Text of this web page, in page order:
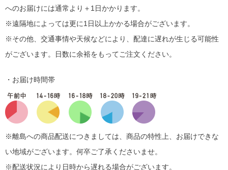
へのお届けには通常より＋1日かかります。
※遠隔地によっては更に1日以上かかる場合がございます。
※その他、交通事情や天候などにより、配達に遅れが生じる可能性
がございます。日数に余裕をもってご注文ください。
・お届け時間帯
※離島への商品配送につきましては、商品の特性上、お届けできな
い地域がございます。何卒ご了承くださいませ。
※配送状況により日時から遅れる場合がございます。